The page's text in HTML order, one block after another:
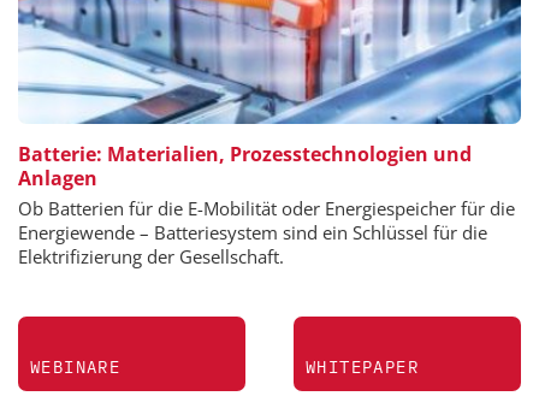
Batterie: Materialien, Prozesstechnologien und
Anlagen
Ob Batterien für die E-Mobilität oder Energiespeicher für die
Energiewende – Batteriesystem sind ein Schlüssel für die
Elektrifizierung der Gesellschaft.
WEBINARE WHITEPAPER